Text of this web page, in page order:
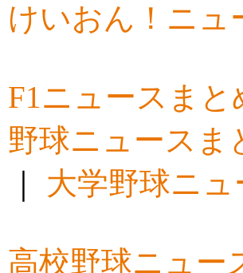
けいおん！ニュ
F1ニュースまと
野球ニュースま
大学野球ニ
高校野球ニュー